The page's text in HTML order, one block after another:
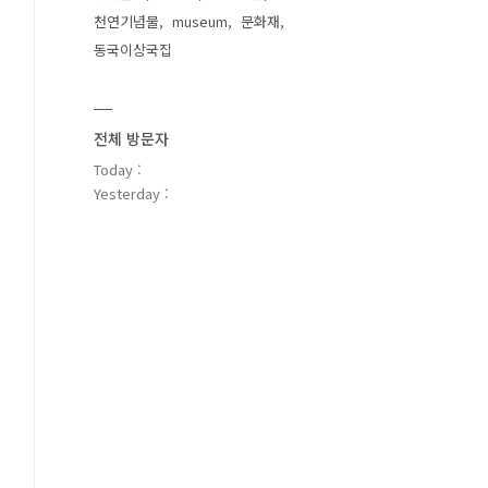
천연기념물
museum
문화재
동국이상국집
전체 방문자
Today :
Yesterday :